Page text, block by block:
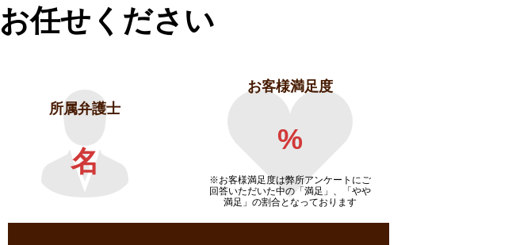
お任せください
所属弁護士
名
お客様満足度
%
※お客様満足度は弊所アンケートにご
回答いただいた中の「満足」、「やや
満足」の割合となっております